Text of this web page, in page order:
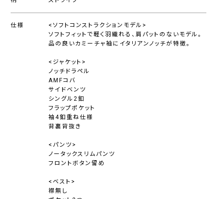
仕様
<ソフトコンストラクションモデル>
ソフトフィットで軽く羽織れる、肩パットのないモデル。
品の良いカミーチャ袖にイタリアンノッチが特徴。
<ジャケット>
ノッチドラペル
AMFコバ
サイドベンツ
シングル2釦
フラップポケット
袖4釦重ね仕様
背裏背抜き
<パンツ>
ノータックスリムパンツ
フロントボタン留め
<ベスト>
襟無し